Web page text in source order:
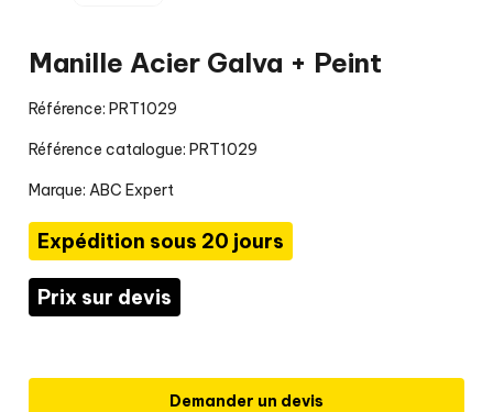
Manille Acier Galva + Peint
Référence: PRT1029
Référence catalogue: PRT1029
Marque: ABC Expert
Expédition sous 20 jours
Prix sur devis
Demander un devis